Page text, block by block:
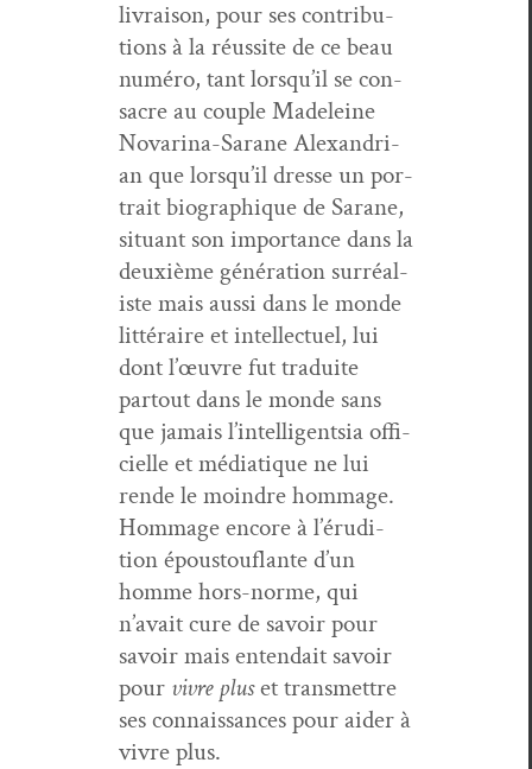
livrai­son, pour ses con­tri­bu­
tions à la réus­site de ce beau
numéro, tant lorsqu’il se con­
sacre au cou­ple Madeleine
Nova­ri­na-Sarane Alexan­dri­
an que lorsqu’il dresse un por­
trait biographique de Sarane,
situ­ant son impor­tance dans la
deux­ième généra­tion sur­réal­
iste mais aus­si dans le monde
lit­téraire et intel­lectuel, lui
dont l’œu­vre fut traduite
partout dans le monde sans
que jamais l’in­tel­li­gentsia offi­
cielle et médi­a­tique ne lui
rende le moin­dre hom­mage.
Hom­mage encore à l’éru­di­
tion épous­tou­flante d’un
homme hors-norme, qui
n’avait cure de savoir pour
savoir mais entendait savoir
pour vivre pluset trans­met­tre
ses con­nais­sances pour aider à
vivre plus.